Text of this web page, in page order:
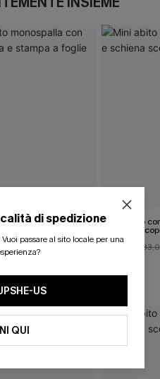
con
€
Mini abito
schiena
ANCHE
di spedizione
Vuoi passare al sito locale per una
US
QUI